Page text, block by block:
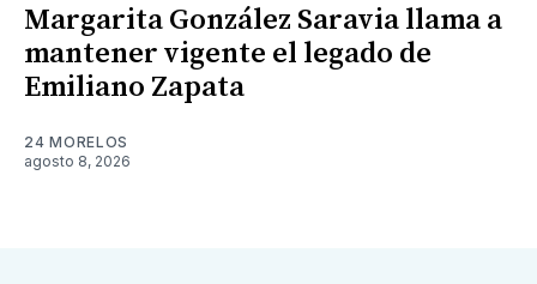
Margarita González Saravia llama a
mantener vigente el legado de
Emiliano Zapata
24 MORELOS
agosto 8, 2026